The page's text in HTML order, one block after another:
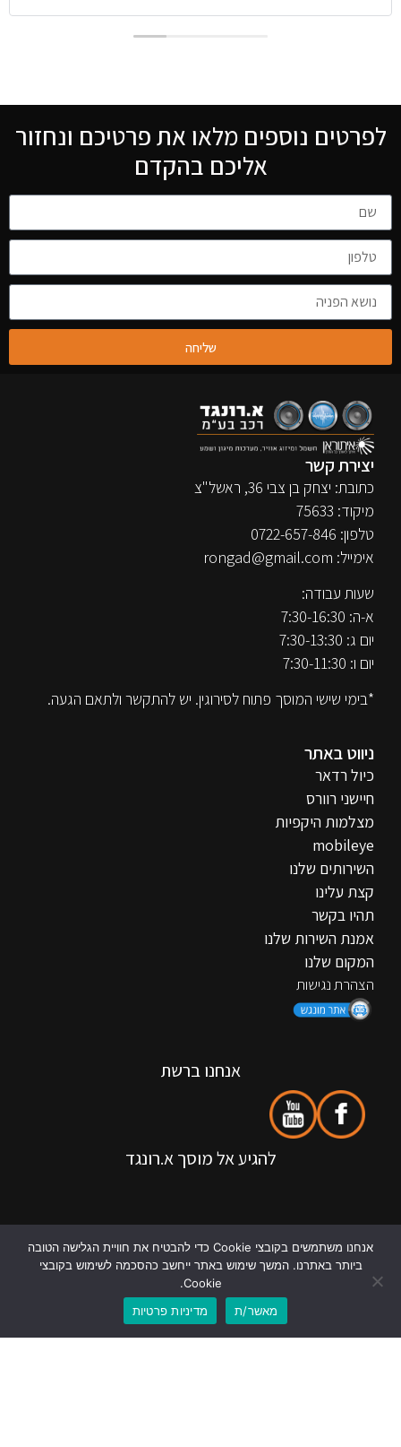
לפרטים נוספים מלאו את פרטיכם ונחזור
אליכם בהקדם
שליחה
יצירת קשר
כתובת: יצחק בן צבי 36, ראשל"צ
מיקוד: 75633
טלפון: 0722-657-846
אימייל: rongad@gmail.com
שעות עבודה:
א-ה: 7:30-16:30
יום ג: 7:30-13:30
יום ו: 7:30-11:30
*בימי שישי המוסך פתוח לסירוגין. יש להתקשר ולתאם הגעה.
ניווט באתר
כיול רדאר
חיישני רוורס
מצלמות היקפיות
mobileye
השירותים שלנו
קצת עלינו
תהיו בקשר
אמנת השירות שלנו
המקום שלנו
הצהרת נגישות
אנחנו ברשת
להגיע אל מוסך א.רונגד
אנחנו משתמשים בקובצי Cookie כדי להבטיח את חוויית הגלישה הטובה
ביותר באתרנו. המשך שימוש באתר ייחשב כהסכמה לשימוש בקובצי
Cookie.
מאשר/ת
מדיניות פרטיות לוואטסאפ לשיחת טלפון